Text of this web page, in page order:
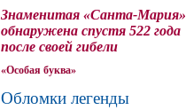
Знаменитая «Санта-Мария»
обнаружена спустя 522 года
после своей гибели
«Особая буква»
Обломки легенды